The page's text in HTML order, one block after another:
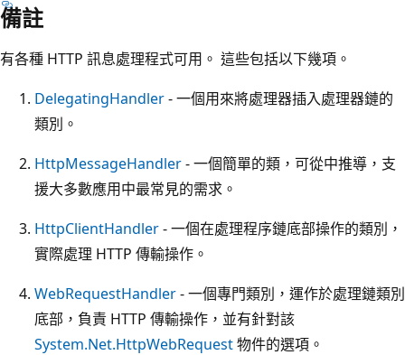
備註
有各種 HTTP 訊息處理程式可用。 這些包括以下幾項。
DelegatingHandler- 一個用來將處理器插入處理器鏈的
類別。
HttpMessageHandler- 一個簡單的類，可從中推導，支
援大多數應用中最常見的需求。
HttpClientHandler- 一個在處理程序鏈底部操作的類別，
實際處理 HTTP 傳輸操作。
WebRequestHandler- 一個專門類別，運作於處理鏈類別
底部，負責 HTTP 傳輸操作，並有針對該
System.Net.HttpWebRequest物件的選項。